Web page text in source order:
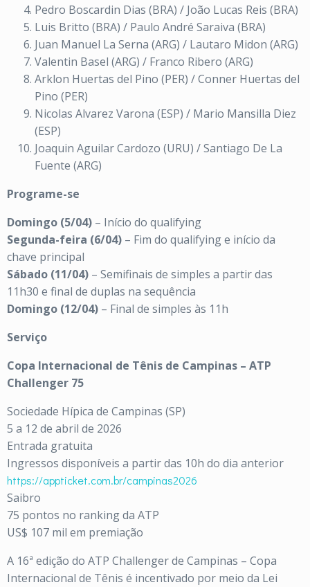
Pedro Boscardin Dias (BRA) / João Lucas Reis (BRA)
Luis Britto (BRA) / Paulo André Saraiva (BRA)
Juan Manuel La Serna (ARG) / Lautaro Midon (ARG)
Valentin Basel (ARG) / Franco Ribero (ARG)
Arklon Huertas del Pino (PER) / Conner Huertas del
Pino (PER)
Nicolas Alvarez Varona (ESP) / Mario Mansilla Diez
(ESP)
Joaquin Aguilar Cardozo (URU) / Santiago De La
Fuente (ARG)
Programe-se
Domingo (5/04) – Início do qualifying
Segunda-feira (6/04) – Fim do qualifying e início da
chave principal
Sábado (11/04) – Semifinais de simples a partir das
11h30 e final de duplas na sequência
Domingo (12/04) – Final de simples às 11h
Serviço
Copa Internacional de Tênis de Campinas – ATP
Challenger 75
Sociedade Hípica de Campinas (SP)
5 a 12 de abril de 2026
Entrada gratuita
Ingressos disponíveis a partir das 10h do dia anterior
https://appticket.com.br/campinas2026
Saibro
75 pontos no ranking da ATP
US$ 107 mil em premiação
A 16ª edição do ATP Challenger de Campinas – Copa
Internacional de Tênis é incentivado por meio da Lei